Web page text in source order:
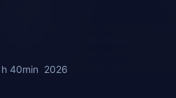
40min 2026